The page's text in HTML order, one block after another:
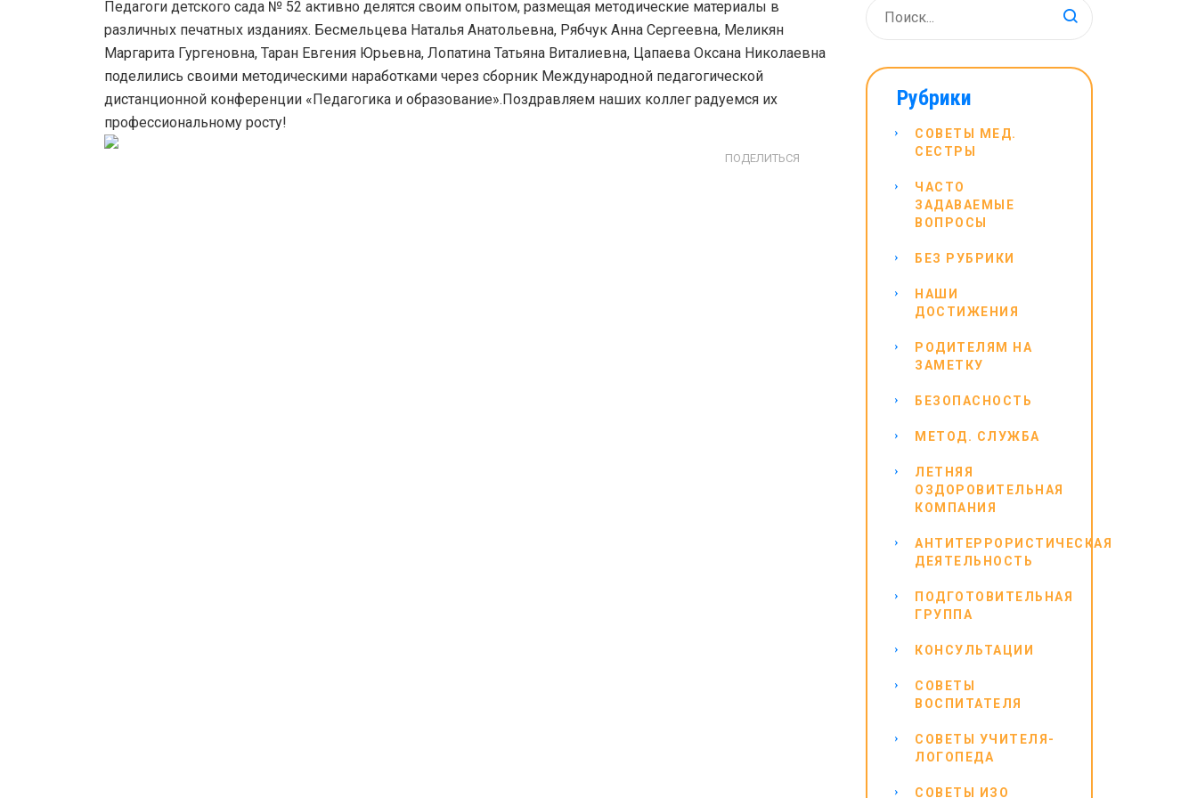
сборниках
Педагоги детского сада № 52 активно делятся своим опытом, размещая методические материалы в
различных печатных изданиях. Бесмельцева Наталья Анатольевна, Рябчук Анна Сергеевна, Меликян
Маргарита Гургеновна, Таран Евгения Юрьевна, Лопатина Татьяна Виталиевна, Цапаева Оксана Николаевна
поделились своими методическими наработками через сборник Международной педагогической
дистанционной конференции «Педагогика и образование».Поздравляем наших коллег радуемся их
профессиональному росту!
ПОДЕЛИТЬСЯ
Рубрики
СОВЕТЫ МЕД.
СЕСТРЫ
ЧАСТО
ЗАДАВАЕМЫЕ
ВОПРОСЫ
БЕЗ РУБРИКИ
НАШИ
ДОСТИЖЕНИЯ
РОДИТЕЛЯМ НА
ЗАМЕТКУ
БЕЗОПАСНОСТЬ
МЕТОД. СЛУЖБА
ЛЕТНЯЯ
ОЗДОРОВИТЕЛЬНАЯ
КОМПАНИЯ
АНТИТЕРРОРИСТИЧЕСКАЯ
ДЕЯТЕЛЬНОСТЬ
ПОДГОТОВИТЕЛЬНАЯ
ГРУППА
КОНСУЛЬТАЦИИ
СОВЕТЫ
ВОСПИТАТЕЛЯ
СОВЕТЫ УЧИТЕЛЯ-
ЛОГОПЕДА
СОВЕТЫ ИЗО